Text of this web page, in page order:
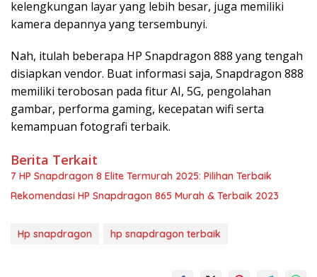
kelengkungan layar yang lebih besar, juga memiliki
kamera depannya yang tersembunyi.
Nah, itulah beberapa HP Snapdragon 888 yang tengah
disiapkan vendor. Buat informasi saja, Snapdragon 888
memiliki terobosan pada fitur AI, 5G, pengolahan
gambar, performa gaming, kecepatan wifi serta
kemampuan fotografi terbaik.
Berita Terkait
7 HP Snapdragon 8 Elite Termurah 2025: Pilihan Terbaik
Rekomendasi HP Snapdragon 865 Murah & Terbaik 2023
Hp snapdragon hp snapdragon terbaik